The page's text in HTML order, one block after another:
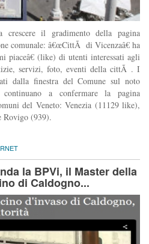
crescere il gradimento della pagina
comunale: â€œCittÃ di Vicenzaâ€ ha
(like) di utenti interessati agli
servizi, foto, eventi della cittÃ . I
dalla finestra del Comune sul noto
a confermare la pagina
del Veneto: Venezia (11129 like),
Rovigo (939).
la BPVi, il Master della
di Caldogno...